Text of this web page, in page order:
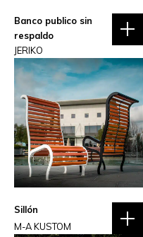
Banco publico sin
respaldo
JERIKO
Sillón
M-A KUSTOM